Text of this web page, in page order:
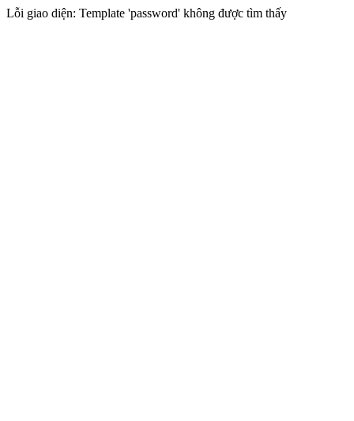
Lỗi giao diện: Template 'password' không được tìm thấy